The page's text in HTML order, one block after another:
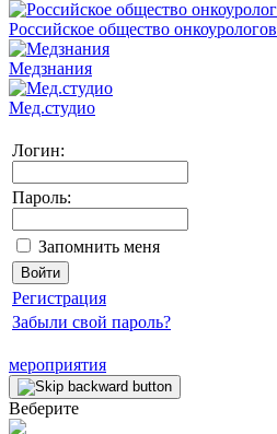
Российское общество онкоурологов
Медзнания
Мед.студио
Логин:
Пароль:
Запомнить меня
Регистрация
Забыли свой пароль?
мероприятия
Веберите